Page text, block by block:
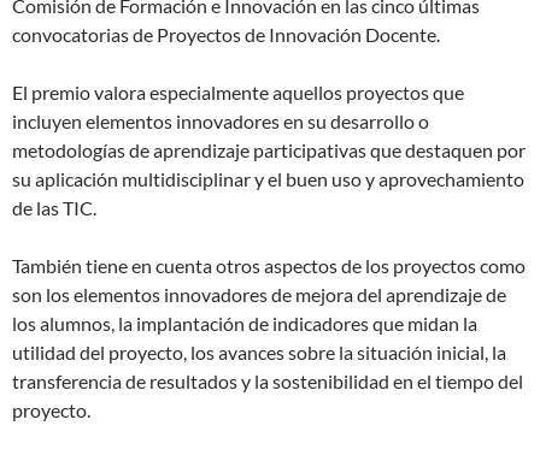
Comisión de Formación e Innovación en las cinco últimas
convocatorias de Proyectos de Innovación Docente.
El premio valora especialmente aquellos proyectos que
incluyen elementos innovadores en su desarrollo o
metodologías de aprendizaje participativas que destaquen por
su aplicación multidisciplinar y el buen uso y aprovechamiento
de las TIC.
También tiene en cuenta otros aspectos de los proyectos como
son los elementos innovadores de mejora del aprendizaje de
los alumnos, la implantación de indicadores que midan la
utilidad del proyecto, los avances sobre la situación inicial, la
transferencia de resultados y la sostenibilidad en el tiempo del
proyecto.